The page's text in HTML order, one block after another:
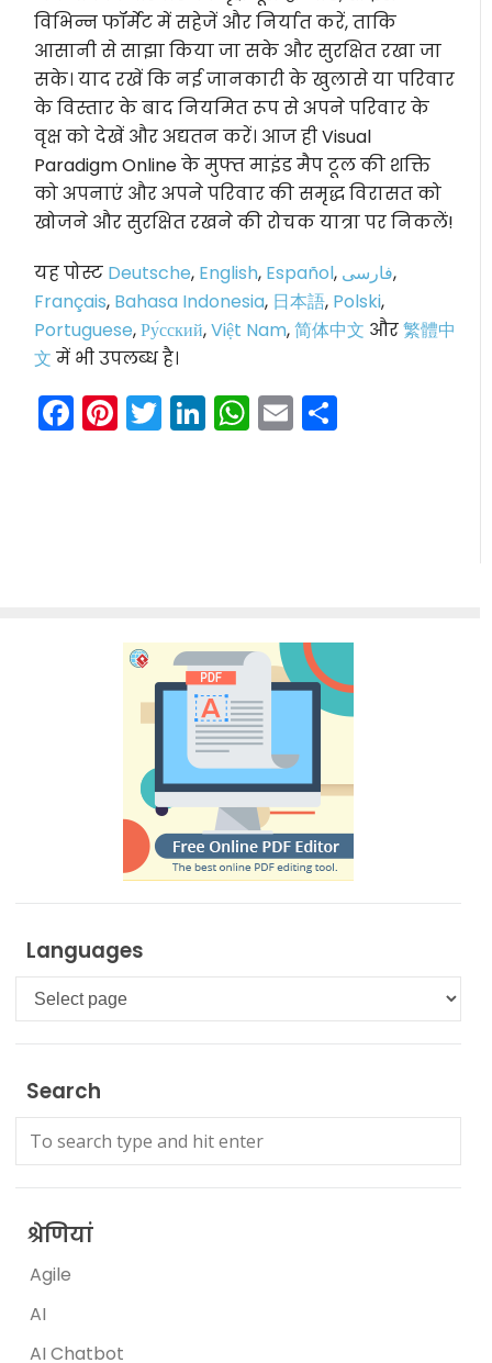
विभिन्न फॉर्मेट में सहेजें और निर्यात करें, ताकि
आसानी से साझा किया जा सके और सुरक्षित रखा जा
सके। याद रखें कि नई जानकारी के खुलासे या परिवार
के विस्तार के बाद नियमित रूप से अपने परिवार के
वृक्ष को देखें और अद्यतन करें। आज ही Visual
Paradigm Online के मुफ्त माइंड मैप टूल की शक्ति
को अपनाएं और अपने परिवार की समृद्ध विरासत को
खोजने और सुरक्षित रखने की रोचक यात्रा पर निकलें!
यह पोस्ट Deutsche, English, Español, فارسی,
Français, Bahasa Indonesia, 日本語, Polski,
Portuguese,Ру́сский,Việt Nam,简体中文 और繁體中
文 में भी उपलब्ध है।
Facebook
Pinterest
Twitter
LinkedIn
WhatsApp
Email
Languages
Languages
Search
श्रेणियां
Agile
AI
AI Chatbot